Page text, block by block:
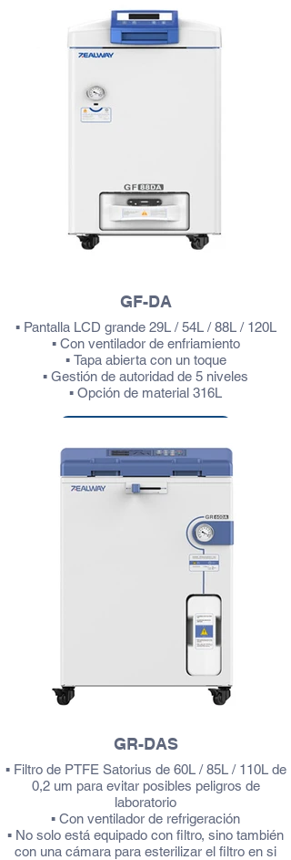
Más información
GF-DA
▪ Pantalla LCD grande 29L / 54L / 88L / 120L
▪ Con ventilador de enfriamiento
▪ Tapa abierta con un toque
▪ Gestión de autoridad de 5 niveles
▪ Opción de material 316L
GR-DAS
▪ Filtro de PTFE Satorius de 60L / 85L / 110L de
0,2 um para evitar posibles peligros de
laboratorio
▪ Con ventilador de refrigeración
▪ No solo está equipado con filtro, sino también
con una cámara para esterilizar el filtro en si